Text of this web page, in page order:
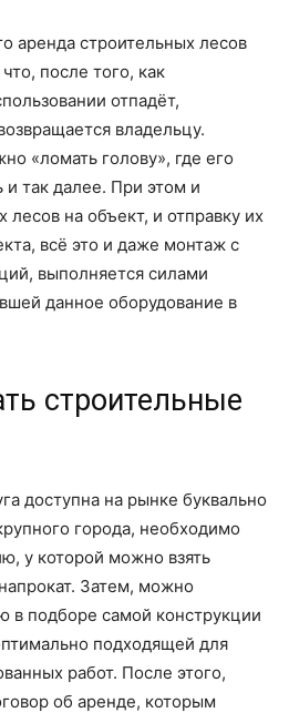
аренда строительных лесов
после того, как
отпадёт,
владельцу.
«ломать голову», где его
и так далее. При этом и
лесов на объект, и отправку их
всё это и даже монтаж с
выполняется силами
данное оборудование в
строительные
доступна на рынке буквально
города, необходимо
у которой можно взять
Затем, можно
в подборе самой конструкции
подходящей для
работ. После этого,
об аренде, которым